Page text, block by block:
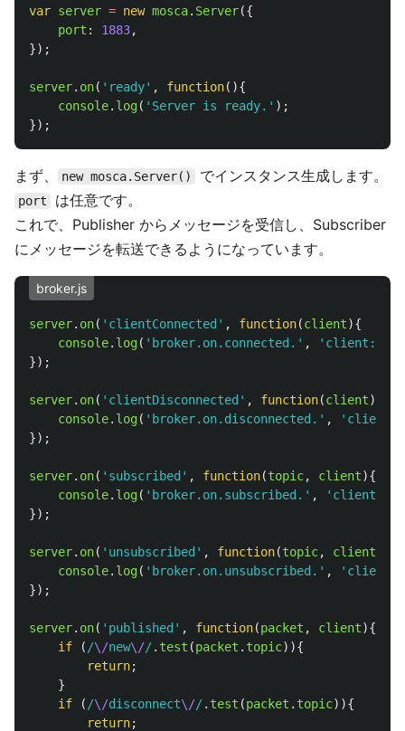
var server = new mosca. Server({
port : 1883,
});
server. on( ' ready' , function(){
console. log( ' Server is ready. ' );
});
まず、 new mosca.Server() でインスタンス生成します。
port
は任意です。
これで、Publisher からメッセージを受信し、Subscriber
にメッセージを転送できるようになっています。
broker.js
server. on( ' clientConnected ' , function(client){
console. log( ' broker.on.connected. ' , ' client:
});
server. on( ' clientDisconnected ' , function(client){
console. log( ' broker.on.disconnected. ' , ' client:
});
server. on( ' subscribed ' , function(topic, client){
console. log( ' broker.on.subscribed. ' , ' client:
});
server. on( ' unsubscribed ' , function(topic, client
console. log( ' broker.on.unsubscribed. ' , ' client:
});
server. on( ' published ' , function(packet , client){
if
( /\/new\//. test (packet . topic)){
return;
}
if
( /\/disconnect\//. test (packet . topic)){
return;